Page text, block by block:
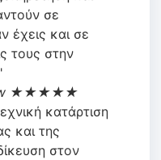
σε
έχεις και σε
τους στην
★★★★★
κατάρτιση
και της
στον